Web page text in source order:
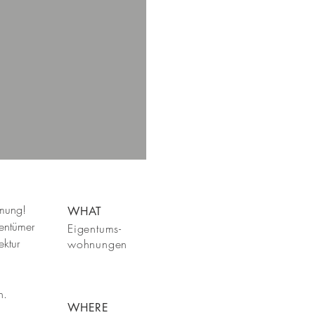
WHAT
Eigentums-
wohnungen
WHERE